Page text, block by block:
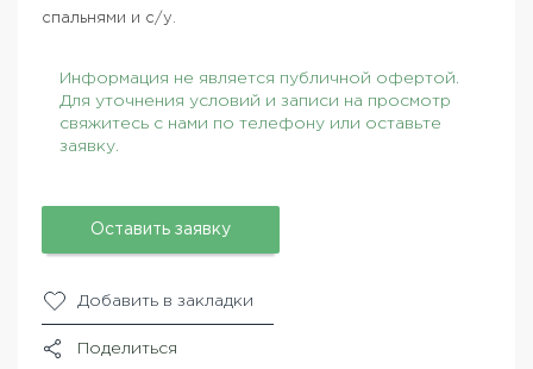
спальнями и с/у.
Информация не является публичной офертой.
Для уточнения условий и записи на просмотр
свяжитесь с нами по телефону или оставьте
заявку.
Оставить заявку
Добавить в закладки
Поделиться